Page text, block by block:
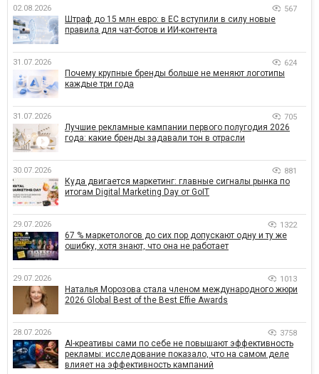
02.08.2026 567
Штраф до 15 млн евро: в ЕС вступили в силу новые
правила для чат-ботов и ИИ-контента
31.07.2026 624
Почему крупные бренды больше не меняют логотипы
каждые три года
31.07.2026 705
Лучшие рекламные кампании первого полугодия 2026
года: какие бренды задавали тон в отрасли
30.07.2026 881
Куда двигается маркетинг: главные сигналы рынка по
итогам Digital Marketing Day от GoIT
29.07.2026 1322
67 % маркетологов до сих пор допускают одну и ту же
ошибку, хотя знают, что она не работает
29.07.2026 1013
Наталья Морозова стала членом международного жюри
2026 Global Best of the Best Effie Awards
28.07.2026 3758
AI-креативы сами по себе не повышают эффективность
рекламы: исследование показало, что на самом деле
влияет на эффективность кампаний